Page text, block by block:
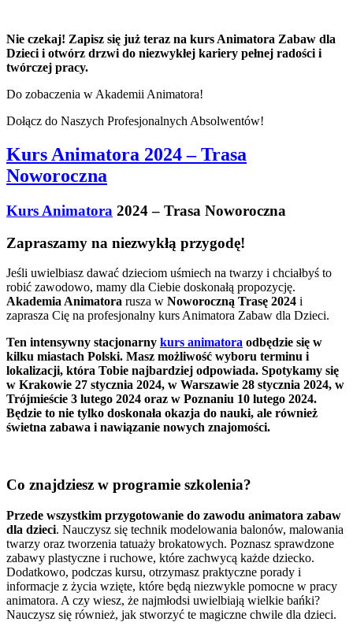
Nie czekaj! Zapisz się już teraz na kurs Animatora Zabaw dla
Dzieci i otwórz drzwi do niezwykłej kariery pełnej radości i
twórczej pracy.
Do zobaczenia w Akademii Animatora!
Dołącz do Naszych Profesjonalnych Absolwentów!
Kurs Animatora 2024 – Trasa
Noworoczna
Kurs Animatora 2024 – Trasa Noworoczna
Zapraszamy na niezwykłą przygodę!
Jeśli uwielbiasz dawać dzieciom uśmiech na twarzy i chciałbyś to
robić zawodowo, mamy dla Ciebie doskonałą propozycję.
Akademia Animatora rusza w Noworoczną Trasę 2024 i
zaprasza Cię na profesjonalny kurs Animatora Zabaw dla Dzieci.
Ten intensywny stacjonarny kurs animatora odbędzie się w
kilku miastach Polski. Masz możliwość wyboru terminu i
lokalizacji, która Tobie najbardziej odpowiada. Spotykamy się
w Krakowie 27 stycznia 2024, w Warszawie 28 stycznia 2024, w
Trójmieście 3 lutego 2024 oraz w Poznaniu 10 lutego 2024.
Będzie to nie tylko doskonała okazja do nauki, ale również
świetna zabawa i nawiązanie nowych znajomości.
Co znajdziesz w programie szkolenia?
Przede wszystkim przygotowanie do zawodu animatora zabaw
dla dzieci. Nauczysz się technik modelowania balonów, malowania
twarzy oraz tworzenia tatuaży brokatowych. Poznasz sprawdzone
zabawy plastyczne i ruchowe, które zachwycą każde dziecko.
Dodatkowo, podczas kursu, otrzymasz praktyczne porady i
informacje z życia wzięte, które będą niezwykle pomocne w pracy
animatora. A czy wiesz, że najmłodsi uwielbiają wielkie bańki?
Nauczysz się również, jak stworzyć te magiczne chwile dla dzieci.